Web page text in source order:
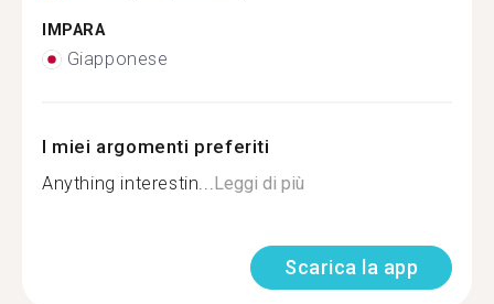
IMPARA
Giapponese
I miei argomenti preferiti
Anything interestin...Leggi di più
Scarica la app